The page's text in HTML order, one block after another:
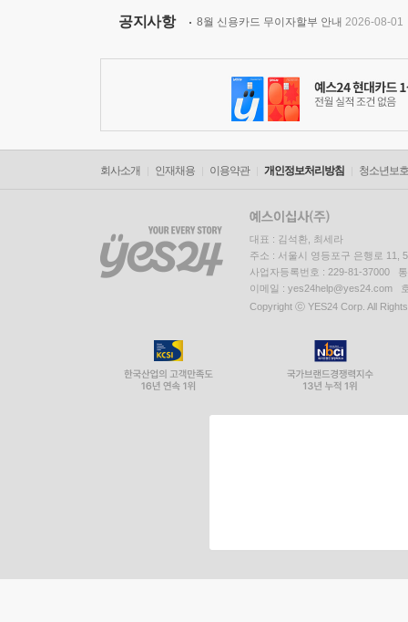
공지사항 8월 신용카드 무이자할부 안내 2026-08-01
회사소개 인재채용 이용약관 개인정보처리방침 청소년보
대표 : 김석환, 최세라
주소 : 서울시 영등포구 은행로 11,
사업자등록번호 : 229-81-37000
이메일 : yes24help@yes24.com
Copyright ⓒ YES24 Corp. All